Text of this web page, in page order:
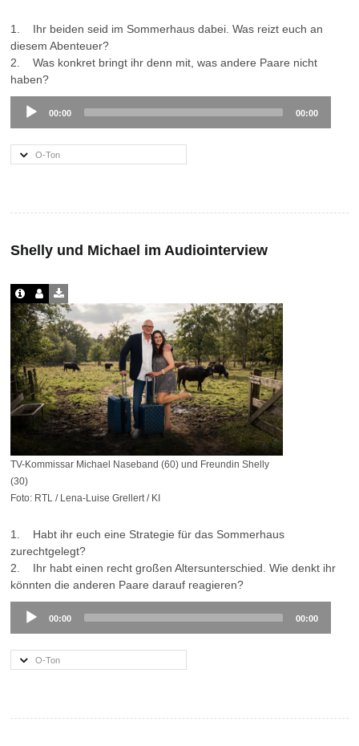
1. Ihr beiden seid im Sommerhaus dabei. Was reizt euch an
diesem Abenteuer?
2. Was konkret bringt ihr denn mit, was andere Paare nicht
haben?
Audio
Player
00:00 00:00
O-Ton
Shelly und Michael im Audiointerview
TV-Kommissar Michael Naseband (60) und Freundin Shelly
(30)
Foto: RTL / Lena-Luise Grellert / KI
1. Habt ihr euch eine Strategie für das Sommerhaus
zurechtgelegt?
2. Ihr habt einen recht großen Altersunterschied. Wie denkt ihr
könnten die anderen Paare darauf reagieren?
Audio
Player
00:00 00:00
O-Ton